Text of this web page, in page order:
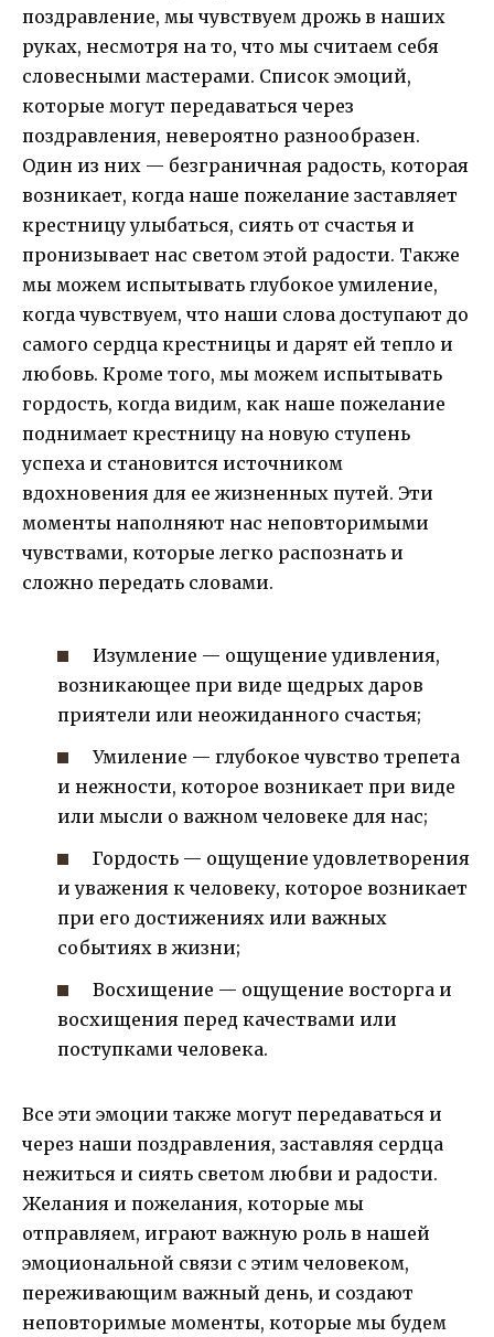
поздравление, мы чувствуем дрожь в наших
руках, несмотря на то, что мы считаем себя
словесными мастерами. Список эмоций,
которые могут передаваться через
поздравления, невероятно разнообразен.
Один из них — безграничная радость, которая
возникает, когда наше пожелание заставляет
крестницу улыбаться, сиять от счастья и
пронизывает нас светом этой радости. Также
мы можем испытывать глубокое умиление,
когда чувствуем, что наши слова доступают до
самого сердца крестницы и дарят ей тепло и
любовь. Кроме того, мы можем испытывать
гордость, когда видим, как наше пожелание
поднимает крестницу на новую ступень
успеха и становится источником
вдохновения для ее жизненных путей. Эти
моменты наполняют нас неповторимыми
чувствами, которые легко распознать и
сложно передать словами.
Изумление — ощущение удивления,
возникающее при виде щедрых даров
приятели или неожиданного счастья;
Умиление — глубокое чувство трепета
и нежности, которое возникает при виде
или мысли о важном человеке для нас;
Гордость — ощущение удовлетворения
и уважения к человеку, которое возникает
при его достижениях или важных
событиях в жизни;
Восхищение — ощущение восторга и
восхищения перед качествами или
поступками человека.
Все эти эмоции также могут передаваться и
через наши поздравления, заставляя сердца
нежиться и сиять светом любви и радости.
Желания и пожелания, которые мы
отправляем, играют важную роль в нашей
эмоциональной связи с этим человеком,
переживающим важный день, и создают
неповторимые моменты, которые мы будем